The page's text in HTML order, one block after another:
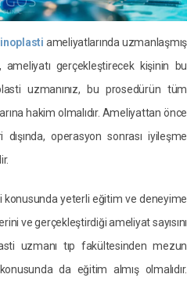
ameliyatlarında uzmanlaşmış
gerçekleştirecek kişinin bu
uzmanınız, bu prosedürün tüm
hakim olmalıdır. Ameliyattan önce
operasyon sonrası iyileşme
konusunda yeterli eğitim ve deneyime
ve gerçekleştirdiği ameliyat sayısını
uzmanı tıp fakültesinden mezun
konusunda da eğitim almış olmalıdır.